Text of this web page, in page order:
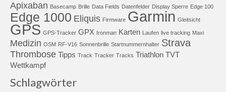
Apixaban Basecamp Brille Data Fields Datenfelder Display Sperre Edge 100
Edge 1000 Eliquis Firmware Garmin Gleitsicht
GPS GPS-Tracker GPX Ironman Karten Laufen live tracking Maxi
Medizin OSM RF-V16 Sonnenbrille Startnummernhalter Strava
Thrombose Tipps Track Tracker Tracks Triathlon TVT
Wettkampf
Schlagwörter